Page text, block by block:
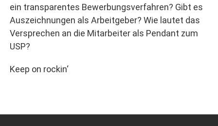
ein transparentes Bewerbungsverfahren? Gibt es
Auszeichnungen als Arbeitgeber? Wie lautet das
Versprechen an die Mitarbeiter als Pendant zum
USP?
Keep on rockin‘